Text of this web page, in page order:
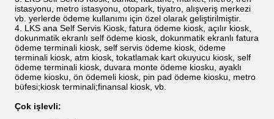
istasyonu, metro istasyonu, otopark, tiyatro, alışveriş merkezi
vb. yerlerde ödeme kullanımı için özel olarak geliştirilmiştir.
LKS ana Self Servis Kiosk, fatura ödeme kiosk, açılır kiosk,
dokunmatik ekranlı self ödeme kiosk, dokunmatik ekranlı fatura
ödeme terminali kiosk, self servis ödeme kiosk, ödeme
terminali kiosk, atm kiosk, tokatlamak kart okuyucu kiosk, self
ödeme terminali kiosk, duvara monte ödeme kiosku, ayaklı
ödeme kiosku, ön ödemeli kiosk, pin pad ödeme kiosku, metro
büfesi;kiosk terminali;finansal kiosk, vb.
Çok işlevli: